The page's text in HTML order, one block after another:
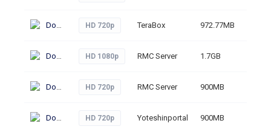
Download HD 720p TeraBox 972.77MB
Download HD 1080p RMC Server 1.7GB
Download HD 720p RMC Server 900MB
Download HD 720p Yoteshinportal 900MB